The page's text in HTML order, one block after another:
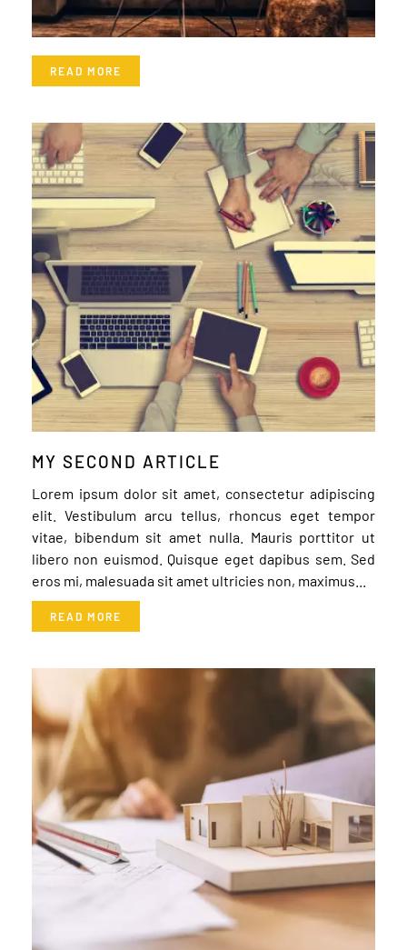
READ MORE
MY SECOND ARTICLE
Lorem ipsum dolor sit amet, consectetur adipiscing
elit. Vestibulum arcu tellus, rhoncus eget tempor
vitae, bibendum sit amet nulla. Mauris porttitor ut
libero non euismod. Quisque eget dapibus sem. Sed
eros mi, malesuada sit amet ultricies non, maximus...
READ MORE